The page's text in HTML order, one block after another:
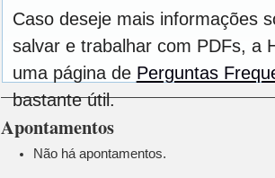
Caso deseje mais informações
salvar e trabalhar com PDFs, a
uma página de Perguntas
bastante útil.
Apontamentos
Não há apontamentos.